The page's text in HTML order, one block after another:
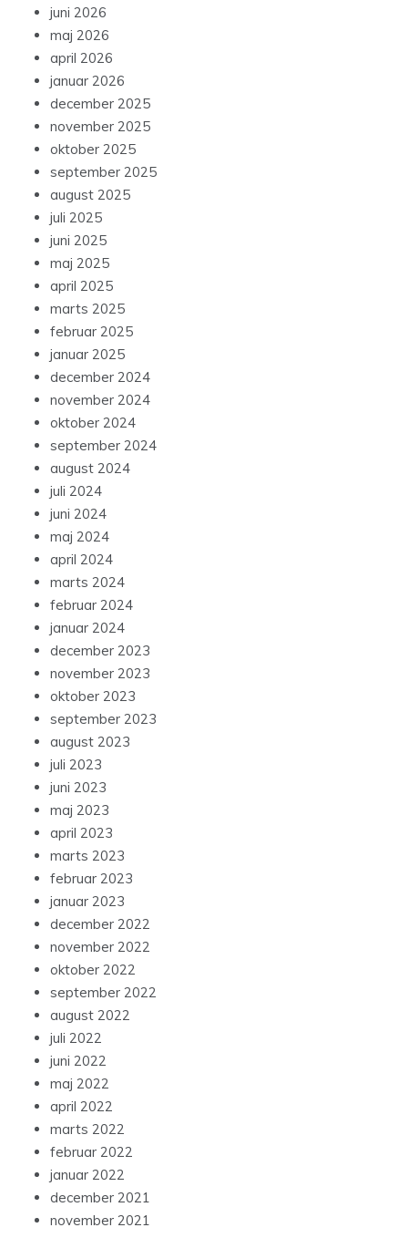
juni 2026
maj 2026
april 2026
januar 2026
december 2025
november 2025
oktober 2025
september 2025
august 2025
juli 2025
juni 2025
maj 2025
april 2025
marts 2025
februar 2025
januar 2025
december 2024
november 2024
oktober 2024
september 2024
august 2024
juli 2024
juni 2024
maj 2024
april 2024
marts 2024
februar 2024
januar 2024
december 2023
november 2023
oktober 2023
september 2023
august 2023
juli 2023
juni 2023
maj 2023
april 2023
marts 2023
februar 2023
januar 2023
december 2022
november 2022
oktober 2022
september 2022
august 2022
juli 2022
juni 2022
maj 2022
april 2022
marts 2022
februar 2022
januar 2022
december 2021
november 2021